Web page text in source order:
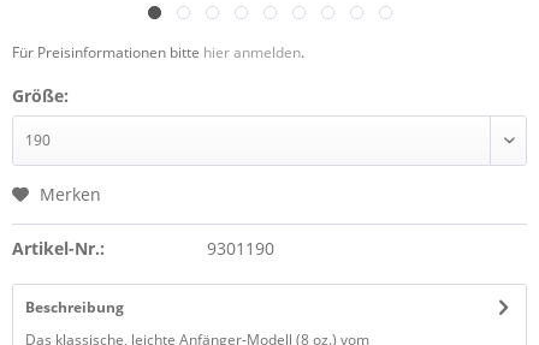
Für Preisinformationen bitte hier anmelden.
Größe:
Merken
Artikel-Nr.: 9301190
Beschreibung
Das klassische, leichte Anfänger-Modell (8 oz.) vom